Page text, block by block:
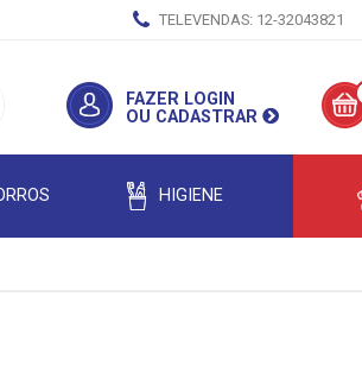
TELEVENDAS: 12-32043821
FAZER LOGIN
OU CADASTRAR
HIGIENE